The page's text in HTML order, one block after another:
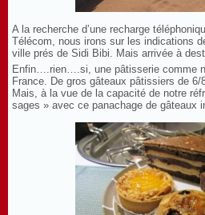
A la recherche d’une recharge
Télécom, nous irons sur les indications
ville prés de Sidi Bibi. Mais arrivée à
Enfin….rien….si, une pâtisserie comme
France. De gros gâteaux pâtissiers de
Mais, à la vue de la capacité de notre
sages » avec ce panachage de gâteaux